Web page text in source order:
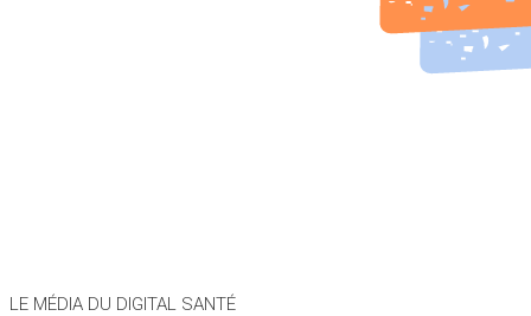
LE MÉDIA DU DIGITAL SANTÉ